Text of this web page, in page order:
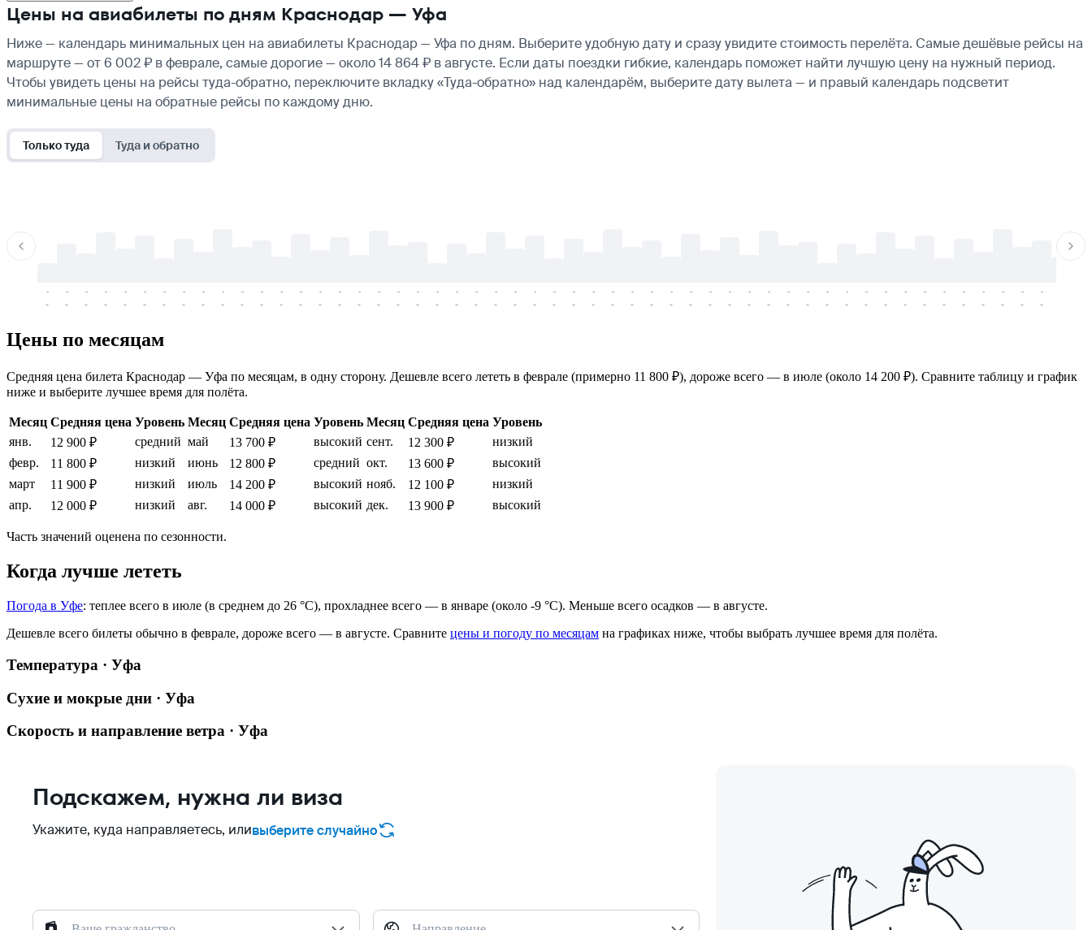
Цены на авиабилеты по дням Краснодар — Уфа
Ниже — календарь минимальных цен на авиабилеты Краснодар — Уфа по дням. Выберите удобную дату и сразу увидите стоимость перелёта. Самые дешёвые рейсы на
маршруте — от 6 002 ₽ в феврале, самые дорогие — около 14 864 ₽ в августе. Если даты поездки гибкие, календарь поможет найти лучшую цену на нужный период.
Чтобы увидеть цены на рейсы туда-обратно, переключите вкладку «Туда-обратно» над календарём, выберите дату вылета — и правый календарь подсветит
минимальные цены на обратные рейсы по каждому дню.
Только туда Туда и обратно
-
-
-
-
-
-
-
-
-
-
-
-
-
-
-
-
-
-
-
-
-
-
-
-
-
-
-
-
-
-
-
-
-
-
-
-
-
-
-
-
-
-
-
-
-
-
-
-
-
-
-
-
-
-
-
-
-
-
-
-
-
-
-
-
-
-
-
-
-
-
-
-
-
-
-
-
-
-
-
-
-
-
-
-
-
-
-
-
-
-
-
-
-
-
-
-
-
-
-
-
-
-
-
-
Цены по месяцам
Средняя цена билета Краснодар — Уфа по месяцам, в одну сторону. Дешевле всего лететь в феврале (примерно 11 800 ₽), дороже всего — в июле (около 14 200 ₽). Сравните таблицу и график
ниже и выберите лучшее время для полёта.
Месяц Средняя цена Уровень Месяц Средняя цена Уровень Месяц Средняя цена Уровень
янв.
12 900 ₽ средний май 13 700 ₽ высокий сент. 12 300 ₽
низкий
февр.
11 800 ₽ низкий июнь 12 800 ₽ средний окт. 13 600 ₽
высокий
март
11 900 ₽ низкий июль 14 200 ₽ высокий нояб. 12 100 ₽
низкий
апр.
12 000 ₽ низкий авг. 14 000 ₽ высокий дек. 13 900 ₽ высокий
Часть значений оценена по сезонности.
Когда лучше лететь
Погода в Уфе: теплее всего в июле (в среднем до 26 °C), прохладнее всего — в январе (около -9 °C). Меньше всего осадков — в августе.
Дешевле всего билеты обычно в феврале, дороже всего — в августе. Сравните цены и погоду по месяцам на графиках ниже, чтобы выбрать лучшее время для полёта.
Температура · Уфа
Сухие и мокрые дни · Уфа
Скорость и направление ветра · Уфа
Подскажем, нужна ли виза
Укажите, куда направляетесь, иливыберите случайно